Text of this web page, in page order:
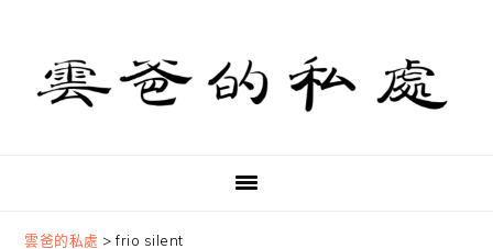
primary
navigation
content
primary
sidebar
雲爸的私處 >frio silent